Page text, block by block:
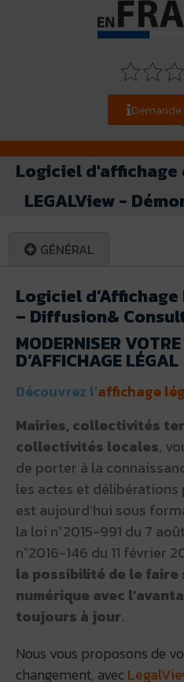
Notez ce
Logiciel
LEGALView -
GÉNÉRAL
Logiciel
– Diffusion&
MODERNISER
D’AFFICHAGE LÉGAL
Découvrez l’affichage
Mairies, collectivités
collectivités locales,
de porter à la
les actes et délibérations
est aujourd’hui sous
la loi n°2015-991 du 7
n°2016-146 du 11 février
la possibilité de le faire
numérique avec
toujours à jour.
Nous vous proposons de
changement, avec